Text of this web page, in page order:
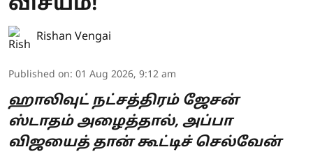
Rishan Vengai
Published on: 01 Aug 2026, 9:12 am
ஹாலிவுட் நட்சத்திரம் ஜேசன்
ஸ்டாதம் அழைத்தால், அப்பா
விஜயைத் தான் கூட்டிச் செல்வேன்